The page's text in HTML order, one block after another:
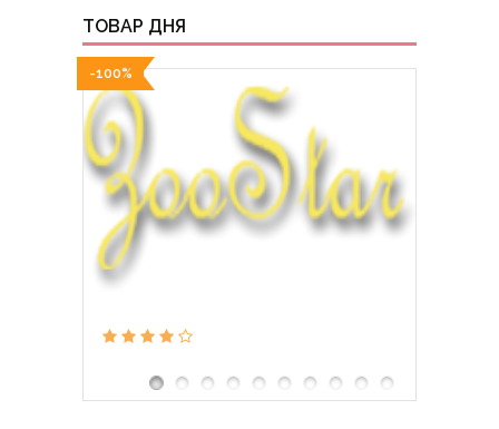
ТОВАР ДНЯ
-100%